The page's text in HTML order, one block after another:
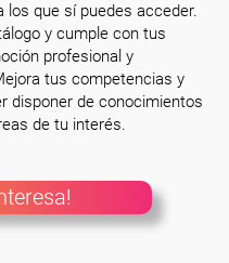
los que sí puedes acceder.
y cumple con tus
profesional y
tus competencias y
disponer de conocimientos
de tu interés.